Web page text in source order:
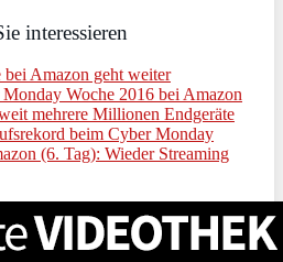
interessieren
Amazon geht weiter
Woche 2016 bei Amazon
mehrere Millionen Endgeräte
beim Cyber Monday
(6. Tag): Wieder Streaming